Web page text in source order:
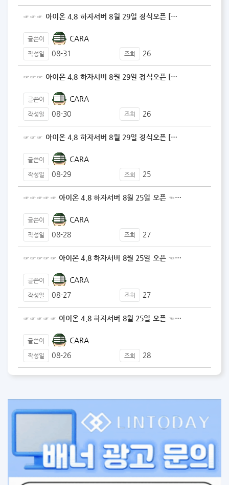
☞☞☞ 아이온 4.8 하자서버 8월 29일 정식오픈 […
글쓴이 CARA
작성일 08-31 조회 26
☞☞☞ 아이온 4.8 하자서버 8월 29일 정식오픈 […
글쓴이 CARA
작성일 08-30 조회 26
☞☞☞ 아이온 4.8 하자서버 8월 29일 정식오픈 […
글쓴이 CARA
작성일 08-29 조회 25
☞☞☞☞☞ 아이온 4.8 하자서버 8월 25일 오픈 ☜…
글쓴이 CARA
작성일 08-28 조회 27
☞☞☞☞☞ 아이온 4.8 하자서버 8월 25일 오픈 ☜…
글쓴이 CARA
작성일 08-27 조회 27
☞☞☞☞☞ 아이온 4.8 하자서버 8월 25일 오픈 ☜…
글쓴이 CARA
작성일 08-26 조회 28